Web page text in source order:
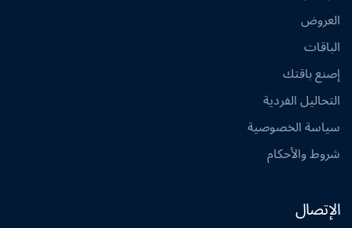
العروض
الباقات
إصنع باقتك
التحاليل الفردية
سياسة الخصوصية
شروط والأحكام
الإتصال